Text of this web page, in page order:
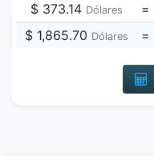
$ 373.14 Dólares =
$ 1,865.70 Dólares =